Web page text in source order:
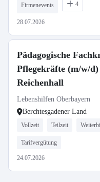
Firmenevents 4
28.07.2026
Pädagogische
Pflegekräfte (m/w/
Reichenhall
Lebenshilfen Oberbayern
Berchtesgadener Land
Vollzeit Teilzeit
Tarifvergütung
24.07.2026